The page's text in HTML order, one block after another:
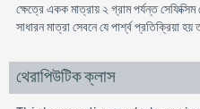
ক্ষেত্রে একক মাত্রায় ২ গ্রাম পর্যন্ত সেফিক্সিম
সাধারন মাত্রা সেবনে যে পার্শ্ব প্রতিক্রিয়া
থেরাপিউটিক ক্লাস